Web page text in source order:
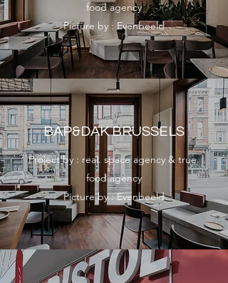
food agency
Picture by : Evenbeeld
BAP&DAK BRUSSELS
Project by : real. space agency & true.
food agency
Picture by : Evenbeeld